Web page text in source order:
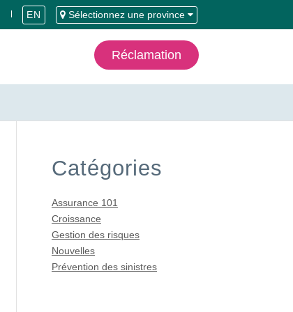
EN Sélectionnez une province
Réclamation
Catégories
Assurance 101
Croissance
Gestion des risques
Nouvelles
Prévention des sinistres